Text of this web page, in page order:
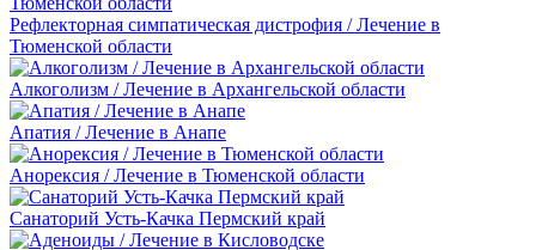
Рефлекторная симпатическая дистрофия / Лечение в
Тюменской области
Алкоголизм / Лечение в Архангельской области
Апатия / Лечение в Анапе
Анорексия / Лечение в Тюменской области
Санаторий Усть-Качка Пермский край